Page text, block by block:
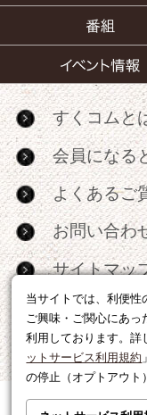
当サイトでは、利便性
ご興味・ご関心にあっ
利用しております。詳
ットサービス利用規約
の停止（オプトアウト
すくコムと
会員になる
よくあるご
お問い合わ
サイトマッ
RSS
広告出稿・
利用規約|個